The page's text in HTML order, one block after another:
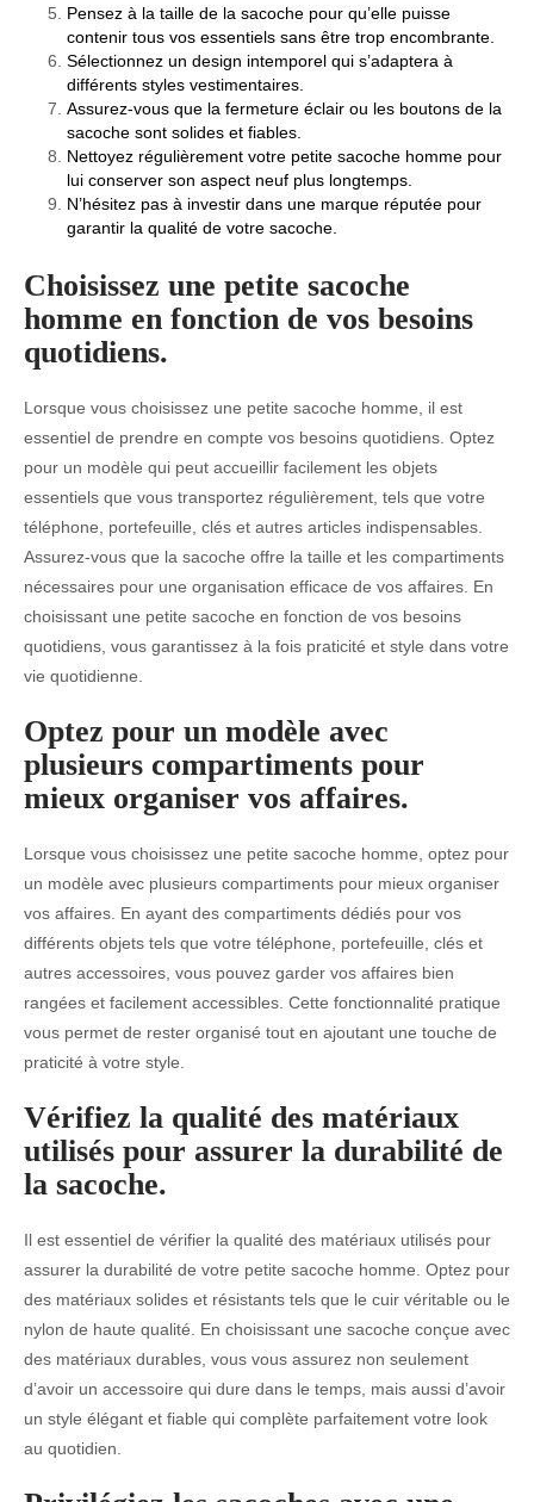
Pensez à la taille de la sacoche pour qu’elle puisse
contenir tous vos essentiels sans être trop encombrante.
Sélectionnez un design intemporel qui s’adaptera à
différents styles vestimentaires.
Assurez-vous que la fermeture éclair ou les boutons de la
sacoche sont solides et fiables.
Nettoyez régulièrement votre petite sacoche homme pour
lui conserver son aspect neuf plus longtemps.
N’hésitez pas à investir dans une marque réputée pour
garantir la qualité de votre sacoche.
Choisissez une petite sacoche
homme en fonction de vos besoins
quotidiens.
Lorsque vous choisissez une petite sacoche homme, il est
essentiel de prendre en compte vos besoins quotidiens. Optez
pour un modèle qui peut accueillir facilement les objets
essentiels que vous transportez régulièrement, tels que votre
téléphone, portefeuille, clés et autres articles indispensables.
Assurez-vous que la sacoche offre la taille et les compartiments
nécessaires pour une organisation efficace de vos affaires. En
choisissant une petite sacoche en fonction de vos besoins
quotidiens, vous garantissez à la fois praticité et style dans votre
vie quotidienne.
Optez pour un modèle avec
plusieurs compartiments pour
mieux organiser vos affaires.
Lorsque vous choisissez une petite sacoche homme, optez pour
un modèle avec plusieurs compartiments pour mieux organiser
vos affaires. En ayant des compartiments dédiés pour vos
différents objets tels que votre téléphone, portefeuille, clés et
autres accessoires, vous pouvez garder vos affaires bien
rangées et facilement accessibles. Cette fonctionnalité pratique
vous permet de rester organisé tout en ajoutant une touche de
praticité à votre style.
Vérifiez la qualité des matériaux
utilisés pour assurer la durabilité de
la sacoche.
Il est essentiel de vérifier la qualité des matériaux utilisés pour
assurer la durabilité de votre petite sacoche homme. Optez pour
des matériaux solides et résistants tels que le cuir véritable ou le
nylon de haute qualité. En choisissant une sacoche conçue avec
des matériaux durables, vous vous assurez non seulement
d’avoir un accessoire qui dure dans le temps, mais aussi d’avoir
un style élégant et fiable qui complète parfaitement votre look
au quotidien.